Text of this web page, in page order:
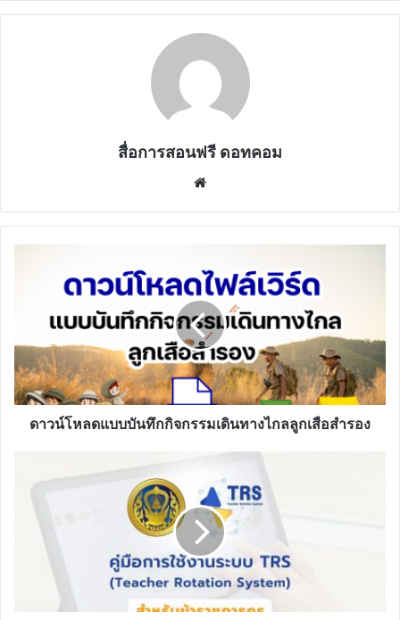
สื่อการสอนฟรี ดอทคอม
ทาง
ไกล
ลูก
เสือ
สำรอง
ดาวน์โหลดแบบบันทึกกิจกรรมเดินทางไกลลูกเสือสำรอง